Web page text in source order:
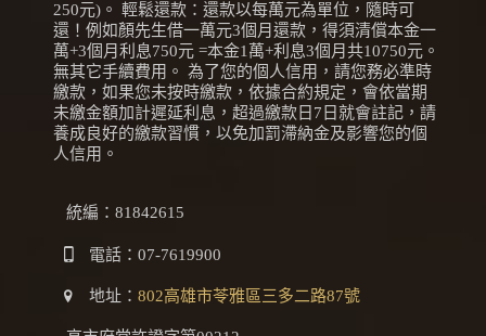
250元)。 輕鬆還款：還款以每萬元為單位，隨時可
還！例如顏先生借一萬元3個月還款，得須清償本金一
萬+3個月利息750元 =本金1萬+利息3個月共10750元。
無其它手續費用。 為了您的個人信用，請您務必準時
繳款，如果您未按時繳款，依據合約規定，會依當期
未繳金額加計遲延利息，超過繳款日7日就會註記，請
養成良好的繳款習慣，以免加罰滯納金及影響您的個
人信用。
統編：81842615
電話： 07-7619900
地址： 802高雄市苓雅區三多二路87號